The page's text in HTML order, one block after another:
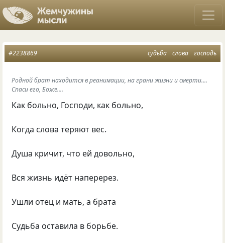
судьба слова господь
#2238869
Родной брат находится в реанимации, на грани жизни и смерти....
Спаси его, Боже....
Как больно, Господи, как больно,
Когда слова теряют вес.
Душа кричит, что ей довольно,
Вся жизнь идёт наперерез.
Ушли отец и мать, а брата
Судьба оставила в борьбе.